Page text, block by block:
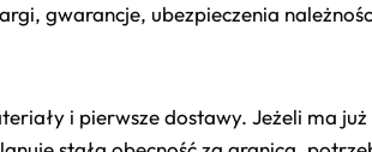
gwarancje, ubezpieczenia
i pierwsze dostawy. Jeżeli ma